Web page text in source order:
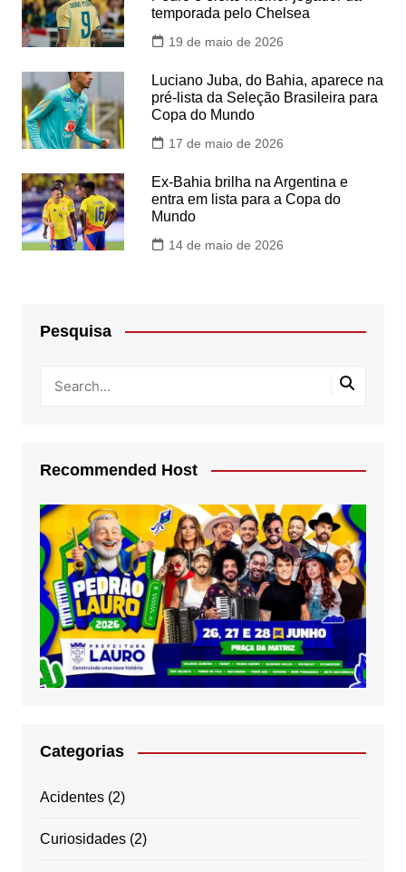
temporada pelo Chelsea
19 de maio de 2026
Luciano Juba, do Bahia, aparece na
pré-lista da Seleção Brasileira para
Copa do Mundo
17 de maio de 2026
Ex-Bahia brilha na Argentina e
entra em lista para a Copa do
Mundo
14 de maio de 2026
Pesquisa
Recommended Host
Categorias
Acidentes(2)
Curiosidades(2)